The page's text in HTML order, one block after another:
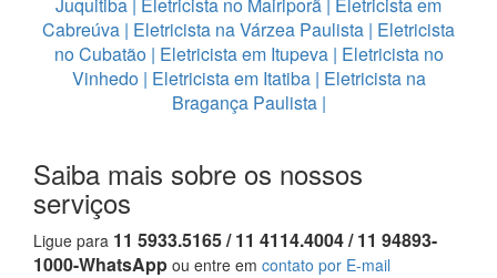
Cabreúva | Eletricista na Várzea Paulista | Eletricista
no Cubatão| Eletricista em Itupeva| Eletricista no
Vinhedo| Eletricista em Itatiba| Eletricista na
Bragança Paulista|
Saiba mais sobre os nossos
serviços
Ligue para 11 5933.5165 / 11 4114.4004 / 11 94893-
1000-WhatsApp ou entre em contato por E-mail